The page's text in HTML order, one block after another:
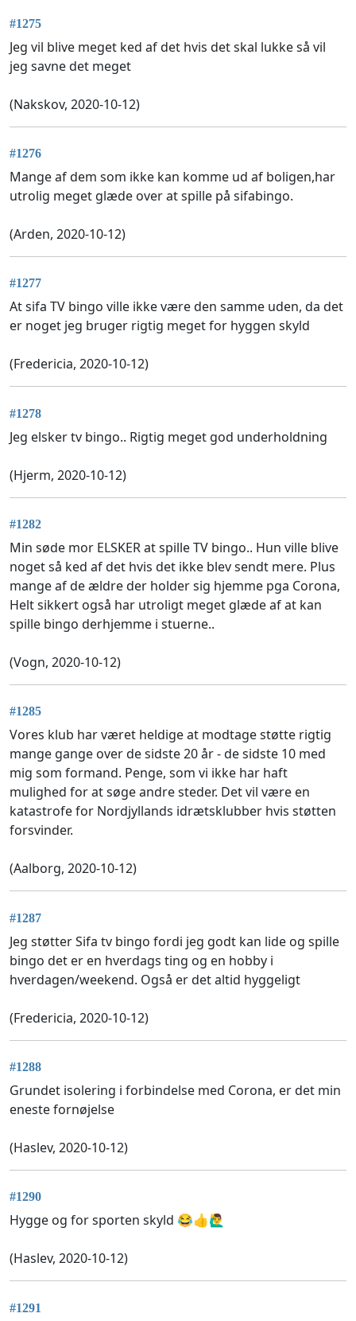
#1275
Jeg vil blive meget ked af det hvis det skal lukke så vil
jeg savne det meget
(Nakskov, 2020-10-12)
#1276
Mange af dem som ikke kan komme ud af boligen,har
utrolig meget glæde over at spille på sifabingo.
(Arden, 2020-10-12)
#1277
At sifa TV bingo ville ikke være den samme uden, da det
er noget jeg bruger rigtig meget for hyggen skyld
(Fredericia, 2020-10-12)
#1278
Jeg elsker tv bingo.. Rigtig meget god underholdning
(Hjerm, 2020-10-12)
#1282
Min søde mor ELSKER at spille TV bingo.. Hun ville blive
noget så ked af det hvis det ikke blev sendt mere. Plus
mange af de ældre der holder sig hjemme pga Corona,
Helt sikkert også har utroligt meget glæde af at kan
spille bingo derhjemme i stuerne..
(Vogn, 2020-10-12)
#1285
Vores klub har været heldige at modtage støtte rigtig
mange gange over de sidste 20 år - de sidste 10 med
mig som formand. Penge, som vi ikke har haft
mulighed for at søge andre steder. Det vil være en
katastrofe for Nordjyllands idrætsklubber hvis støtten
forsvinder.
(Aalborg, 2020-10-12)
#1287
Jeg støtter Sifa tv bingo fordi jeg godt kan lide og spille
bingo det er en hverdags ting og en hobby i
hverdagen/weekend. Også er det altid hyggeligt
(Fredericia, 2020-10-12)
#1288
Grundet isolering i forbindelse med Corona, er det min
eneste fornøjelse
(Haslev, 2020-10-12)
#1290
Hygge og for sporten skyld 😂👍🙋‍♂️
(Haslev, 2020-10-12)
#1291